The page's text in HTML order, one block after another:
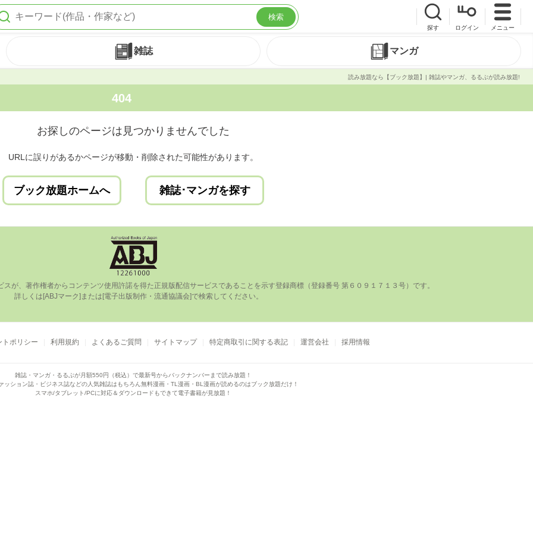
検索
探す ログイン メニュー
雑誌 マンガ
読み放題なら【ブック放題】| 雑誌やマンガ、るるぶが読み放題!
404
お探しのページは見つかりませんでした
URLに誤りがあるかページが移動・削除された可能性があります。
ブック放題ホームへ 雑誌･マンガを探す
が、著作権者からコンテンツ使⽤許諾を得た正規版配信サービスであることを⽰す登録商標（登録番号 第６０９１７１３号）です。
トポリシー 利用規約 よくあるご質問 サイトマップ 特定商取引に関する表記 運営会社 採用情報
雑誌・マンガ・るるぶが月額550円（税込）で最新号からバックナンバーまで読み放題！
ッション誌・ビジネス誌などの人気雑誌はもちろん 無料漫画・TL漫画・BL漫画が読めるのはブック放題だけ！
スマホ/タブレット/PCに対応＆ダウンロードもできて電子書籍が見放題！